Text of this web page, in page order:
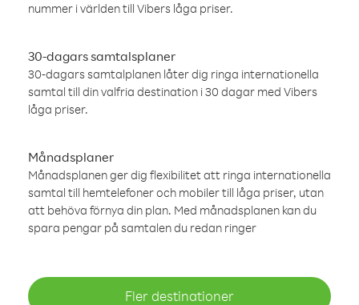
nummer i världen till Vibers låga priser.
30-dagars samtalsplaner
30-dagars samtalplanen låter dig ringa internationella
samtal till din valfria destination i 30 dagar med Vibers
låga priser.
Månadsplaner
Månadsplanen ger dig flexibilitet att ringa internationella
samtal till hemtelefoner och mobiler till låga priser, utan
att behöva förnya din plan. Med månadsplanen kan du
spara pengar på samtalen du redan ringer
Fler destinationer